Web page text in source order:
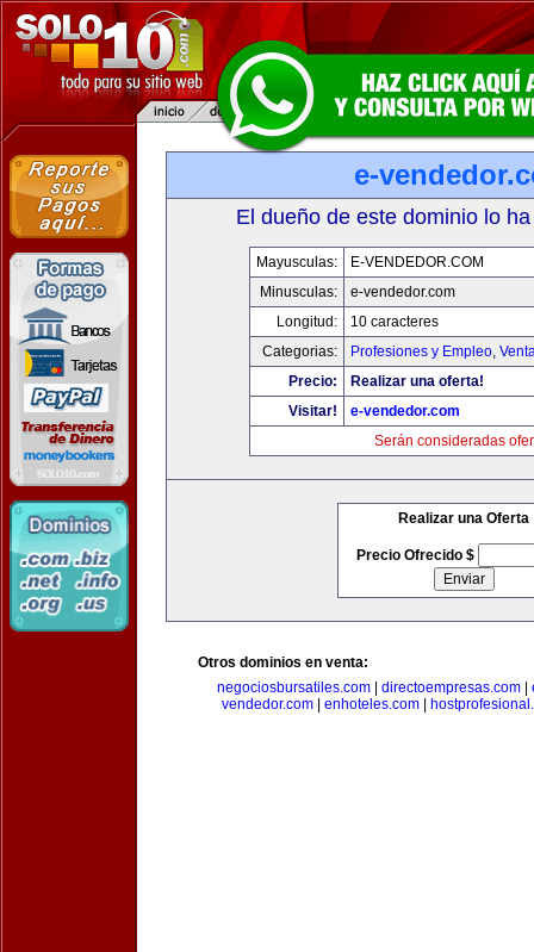
e-
El dueño de este dominio lo
Mayusculas:
E-VENDEDOR.COM
Minusculas:
e-vendedor.com
Longitud:
10 caracteres
Categorias:
Profesiones y Empleo,
Precio:
Realizar una oferta!
Visitar!
e-vendedor.com
Serán consideradas
Realizar una Oferta
Precio Ofrecido $
Otros dominios en venta:
negociosbursatiles.com
directoempresas.com
vendedor.com
enhoteles.com